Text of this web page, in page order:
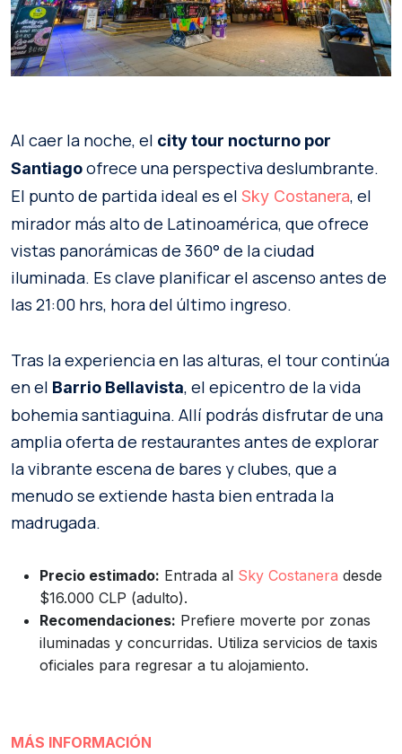
Al caer la noche, el city tour nocturno por
Santiagoofrece una perspectiva deslumbrante.
El punto de partida ideal es el Sky Costanera, el
mirador más alto de Latinoamérica, que ofrece
vistas panorámicas de 360° de la ciudad
iluminada. Es clave planificar el ascenso antes de
las 21:00 hrs, hora del último ingreso.
Tras la experiencia en las alturas, el tour continúa
en el Barrio Bellavista, el epicentro de la vida
bohemia santiaguina. Allí podrás disfrutar de una
amplia oferta de restaurantes antes de explorar
la vibrante escena de bares y clubes, que a
menudo se extiende hasta bien entrada la
madrugada.
Precio estimado: Entrada al Sky Costanera desde
$16.000 CLP (adulto).
Recomendaciones: Prefiere moverte por zonas
iluminadas y concurridas. Utiliza servicios de taxis
oficiales para regresar a tu alojamiento.
MÁS INFORMACIÓN